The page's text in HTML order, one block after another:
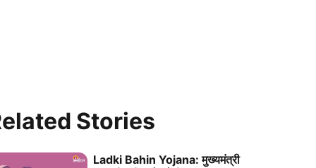
Stories
Ladki Bahin Yojana: मुख्यमंत्री